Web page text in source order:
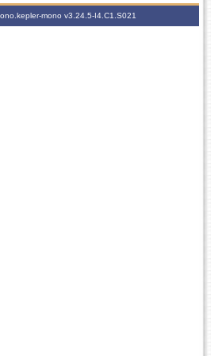
mono v3.24.5-I4.C1.S021